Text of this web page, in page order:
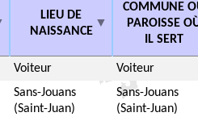
LIEU DE
NAISSANCE
COMMUNE
PAROISSE
IL SERT
Voiteur Voiteur
Sans-Jouans
(Saint-Juan)
Sans-Jouans
(Saint-Juan)